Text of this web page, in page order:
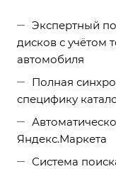
Экспертный
дисков с учётом
автомобиля
Полная
специфику
Яндекс.Маркета
Система